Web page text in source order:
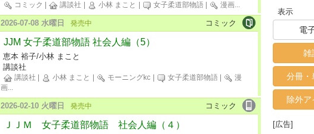
コミック 講談社 小林 まこと 女子柔道部物語 漫画...
コミック
2026-07-08 水曜日 発売中
JJM 女子柔道部物語 社会人編（5）
恵本 裕子/小林 まこと
講談社
講談社 小林 まこと モーニングkc 女子柔道部物語
漫
画...
コミック
2026-02-10 火曜日 発売中
ＪＪＭ 女子柔道部物語 社会人編（４）
表示
電
雑
分冊・
除外
[広告]